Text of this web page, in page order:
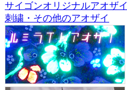
サイゴンオリジナルアオザイ
刺繍・その他のアオザイ